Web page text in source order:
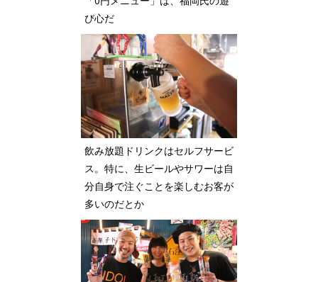
び心だ
飲み放題ドリンクはセルフサービ
ス。特に、生ビールやサワーは自
分自身で注ぐことを楽しむお客が
多いのだとか